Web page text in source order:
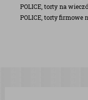
POLICE, torty na
POLICE, torty firmowe